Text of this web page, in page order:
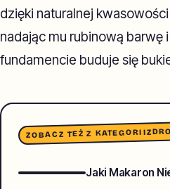
dzięki naturalnej
nadając mu rubinową
fundamencie buduje się
ZOBACZ TEŻ Z KATEGORII
Jaki Makaron